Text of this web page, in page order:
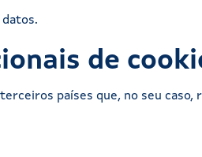
de
países que, no seu